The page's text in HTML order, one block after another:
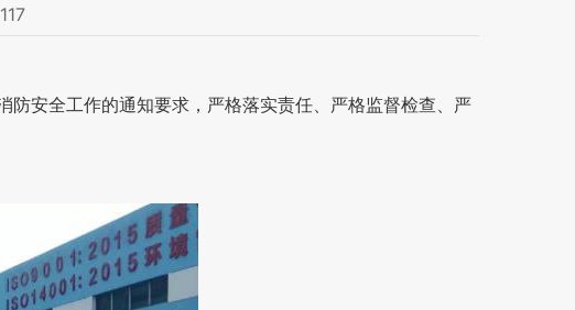
117
安全工作的通知要求，严格落实责任、严格监督检查、严